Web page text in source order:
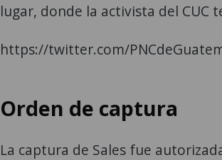
lugar, donde la activista del CUC
https://twitter.com/
Orden de captura
La captura de Sales fue